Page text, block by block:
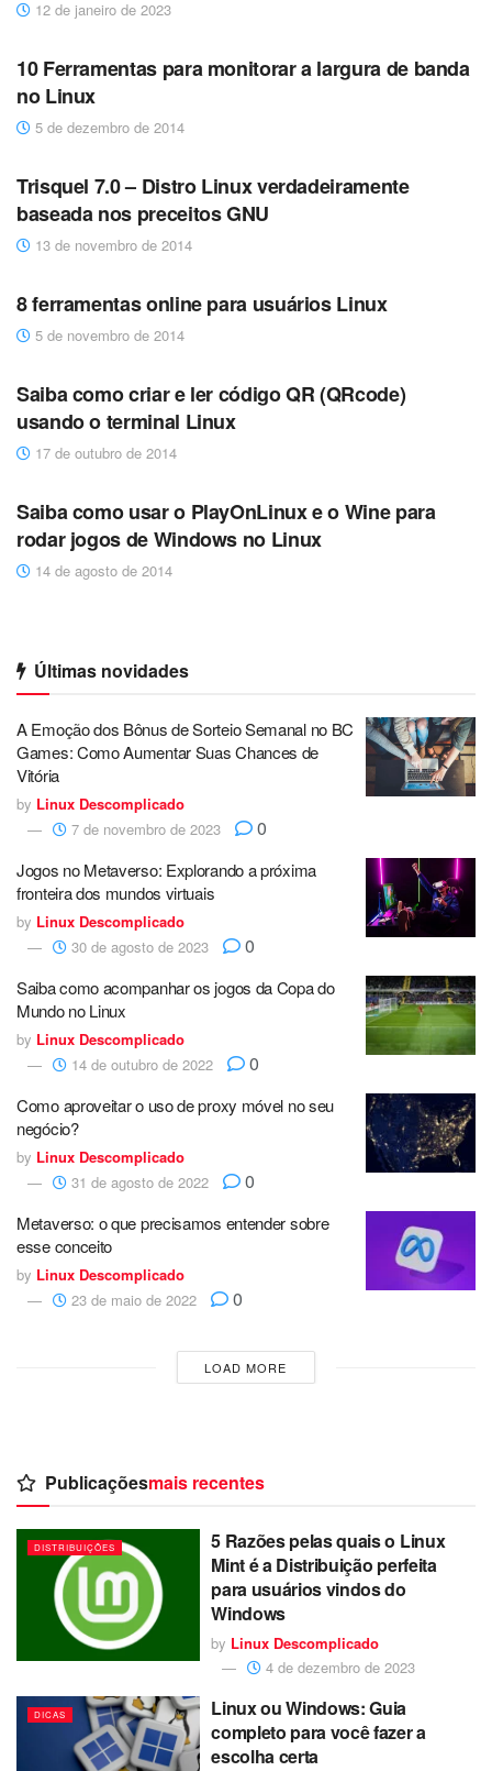
12 de janeiro de 2023
DESTAQUES
10 Ferramentas para monitorar a largura de banda
no Linux
5 de dezembro de 2014
Trisquel 7.0 – Distro Linux verdadeiramente
baseada nos preceitos GNU
13 de novembro de 2014
8 ferramentas online para usuários Linux
5 de novembro de 2014
Saiba como criar e ler código QR (QRcode)
usando o terminal Linux
17 de outubro de 2014
Saiba como usar o PlayOnLinux e o Wine para
rodar jogos de Windows no Linux
14 de agosto de 2014
Últimas novidades
A Emoção dos Bônus de Sorteio Semanal no BC
Games: Como Aumentar Suas Chances de
Vitória
by Linux Descomplicado
7 de novembro de 2023
0
Jogos no Metaverso: Explorando a próxima
fronteira dos mundos virtuais
by Linux Descomplicado
30 de agosto de 2023
0
Saiba como acompanhar os jogos da Copa do
Mundo no Linux
by Linux Descomplicado
14 de outubro de 2022
0
Como aproveitar o uso de proxy móvel no seu
negócio?
by Linux Descomplicado
31 de agosto de 2022
0
Metaverso: o que precisamos entender sobre
esse conceito
by Linux Descomplicado
23 de maio de 2022
0
LOAD MORE
Publicaçõesmais recentes
DISTRIBUIÇÕES
5 Razões pelas quais o Linux
Mint é a Distribuição perfeita
para usuários vindos do
Windows
by Linux Descomplicado
4 de dezembro de 2023
DICAS
Linux ou Windows: Guia
completo para você fazer a
escolha certa